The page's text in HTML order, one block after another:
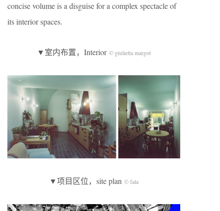
concise volume is a disguise for a complex spectacle of
its interior spaces.
▼室内布置，Interior © giulietta margot
▼项目区位，site plan © fala